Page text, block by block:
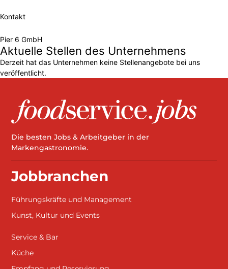
Kontakt
Pier 6 GmbH
Aktuelle Stellen des Unternehmens
Derzeit hat das Unternehmen keine Stellenangebote bei uns
veröffentlicht.
Die besten Jobs & Arbeitgeber in der
Markengastronomie.
Jobbranchen
Führungskräfte und Management
Kunst, Kultur und Events
Service & Bar
Küche